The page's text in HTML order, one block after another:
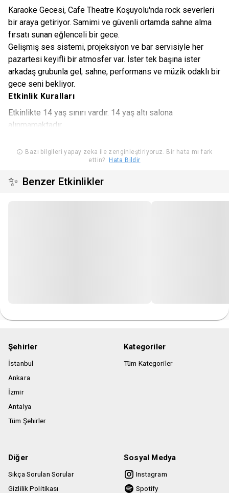
Karaoke Gecesi, Cafe Theatre Koşuyolu'nda rock severleri
bir araya getiriyor. Samimi ve güvenli ortamda sahne alma
fırsatı sunan eğlenceli bir gece.
Gelişmiş ses sistemi, projeksiyon ve bar servisiyle her
pazartesi keyifli bir atmosfer var. İster tek başına ister
arkadaş grubunla gel; sahne, performans ve müzik odaklı bir
gece seni bekliyor.
Etkinlik Kuralları
Etkinlikte 14 yaş sınırı vardır. 14 yaş altı salona
alınmamaktadır.
Satın alınan biletlerde iptal, iade ve değişiklik
Etkinlikte numarasız oturma düzeni bulunmaktadır.
iadesi gerçekleştirerek salona almama hakkına sahiptir.
Bazı bilgileri yapay zeka ile zenginleştiriyoruz. Bir hata mı fark
ettin?
Hata Bildir
✨ Benzer Etkinlikler
Şehirler
İstanbul
Ankara
İzmir
Antalya
Tüm Şehirler
Kategoriler
Tüm Kategoriler
Diğer
Sıkça Sorulan Sorular
Gizlilik Politikası
Sosyal Medya
Instagram
Spotify